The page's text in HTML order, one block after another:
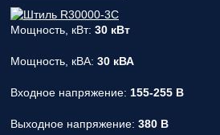
Мощность, кВт: 30 кВт
Мощность, кВА: 30 кВА
Входное напряжение: 155-255 В
Выходное напряжение: 380 В